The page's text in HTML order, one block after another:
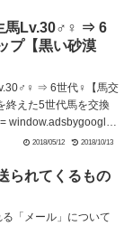
ニールを訪ねましょ
預けられる倉庫で
馬Lv.30♂♀ ⇒ 6
プ【黒い砂漠
⇒ 6世代♀【馬交
終えた5世代馬を交換
window.adsbygoogle
野生馬Lv.30♂♀ ⇒ 6世
るのための交換で...
2018/05/12 2018/10/13
られてくるもの
「メール」について